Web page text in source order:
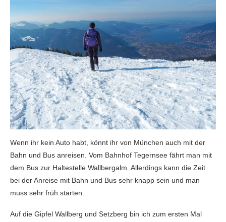
Wenn ihr kein Auto habt, könnt ihr von München auch mit der
Bahn und Bus anreisen. Vom Bahnhof Tegernsee fährt man mit
dem Bus zur Haltestelle Wallbergalm. Allerdings kann die Zeit
bei der Anreise mit Bahn und Bus sehr knapp sein und man
muss sehr früh starten.
Auf die Gipfel Wallberg und Setzberg bin ich zum ersten Mal